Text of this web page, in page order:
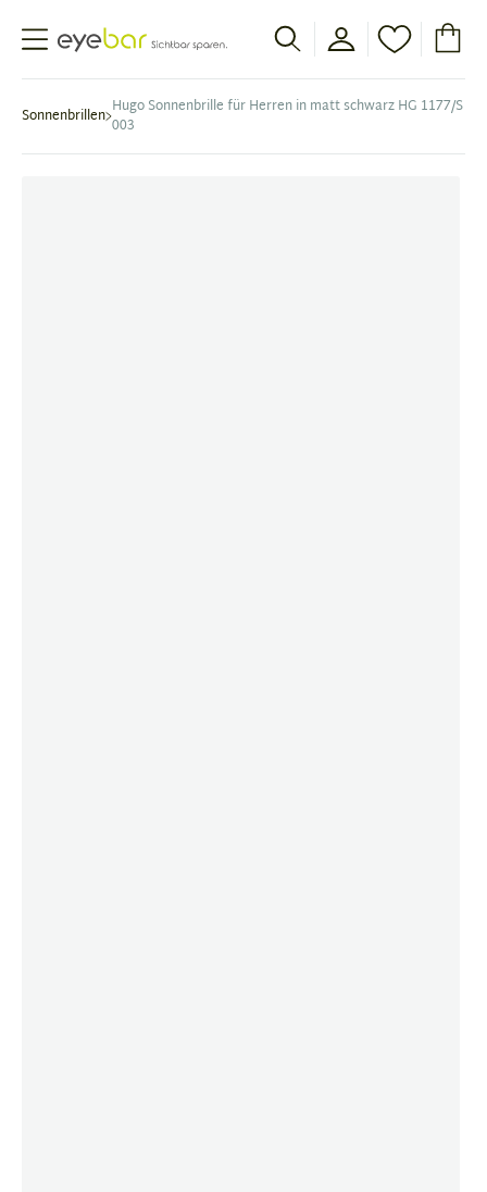
Abele Optic
Sonnenbrillen Hugo Sonnenbrille für Herren in matt schwarz HG 1177/S
003